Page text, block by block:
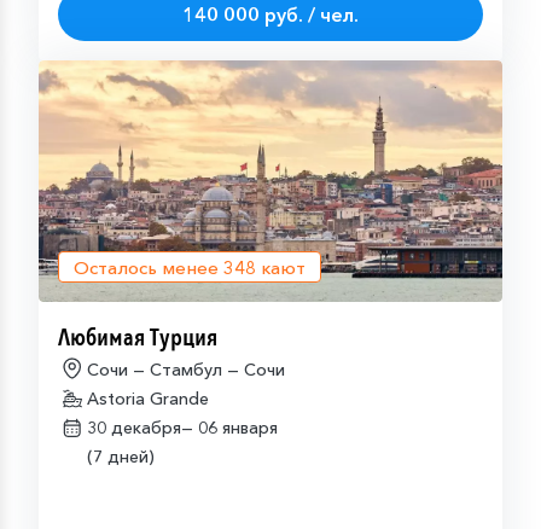
140 000 руб. / чел.
Осталось менее 348 кают
Любимая Турция
Сочи — Стамбул — Сочи
Astoria Grande
30 декабря— 06 января
(7 дней)